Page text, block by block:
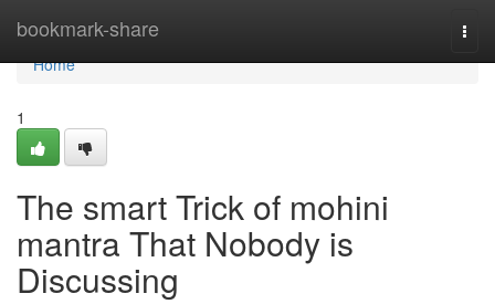
bookmark-share
Home
Home
1
The smart Trick of mohini
mantra That Nobody is
Discussing